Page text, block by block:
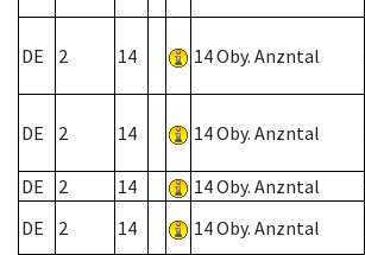
DE 2 14 14 Oby. Anzntal
DE 2 14 14 Oby. Anzntal
DE 2 14 14 Oby. Anzntal
DE
2 14 14 Oby. Anzntal